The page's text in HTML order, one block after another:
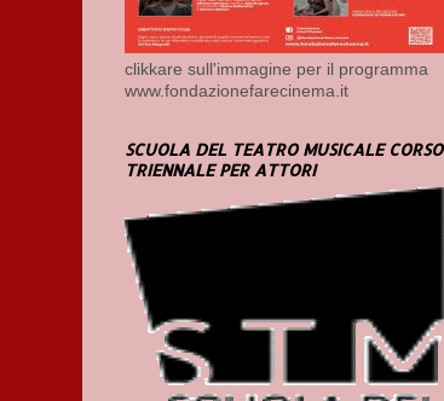
clikkare sull'immagine per il programma
www.fondazionefarecinema.it
SCUOLA DEL TEATRO MUSICALE CORSO
TRIENNALE PER ATTORI